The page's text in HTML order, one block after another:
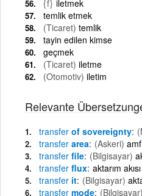
{f} iletmek
temlik etmek
(Ticaret) temlik
tayin edilen kimse
geçmek
(Ticaret) iletme
(Otomotiv) iletim
Relevante
transfer of sovereignty
transfer area (Askeri)
transfer file (Bilgisayar)
transfer flux aktarım akısı
transfer it (Bilgisayar)
transfer mode (Bilgisayar)